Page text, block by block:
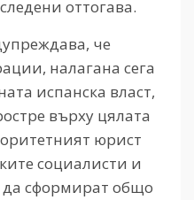
оттогава.
че
налагана сега
испанска власт,
върху цялата
юрист
социалисти и
да сформират общо